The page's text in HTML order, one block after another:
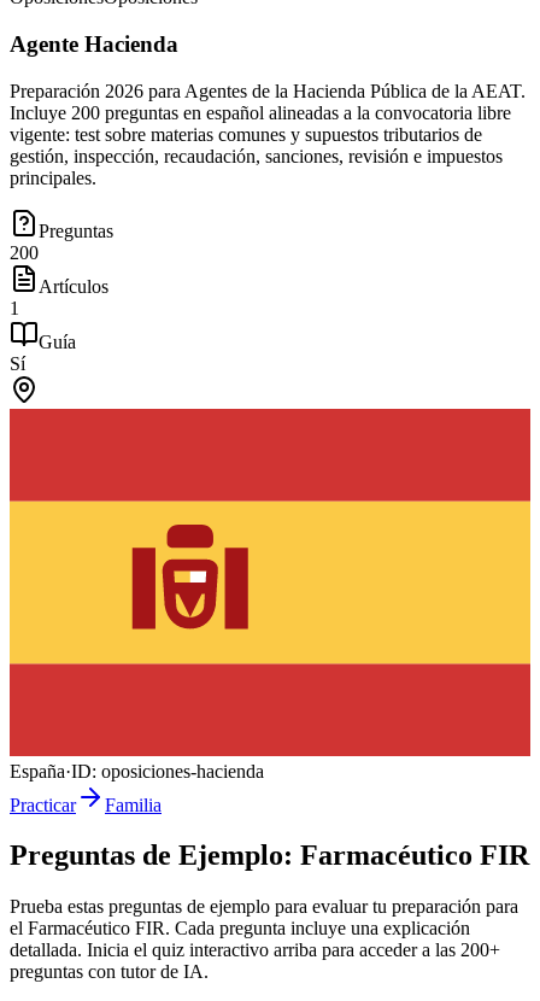
Agente Hacienda
Preparación 2026 para Agentes de la Hacienda Pública de la AEAT.
Incluye 200 preguntas en español alineadas a la convocatoria libre
vigente: test sobre materias comunes y supuestos tributarios de
gestión, inspección, recaudación, sanciones, revisión e impuestos
principales.
Preguntas
200
Artículos
1
Guía
Sí
España·ID: oposiciones-hacienda
Practicar
Familia
Preguntas de Ejemplo: Farmacéutico FIR
Prueba estas preguntas de ejemplo para evaluar tu preparación para
el Farmacéutico FIR. Cada pregunta incluye una explicación
detallada. Inicia el quiz interactivo arriba para acceder a las 200+
preguntas con tutor de IA.